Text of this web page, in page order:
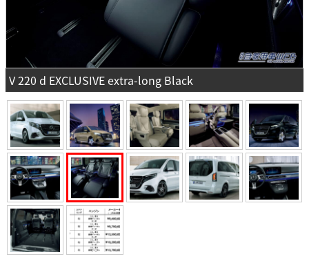
V 220 d EXCLUSIVE extra-long Black